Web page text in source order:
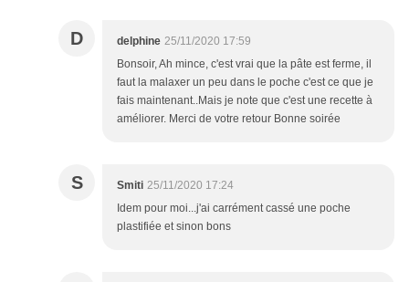
D delphine 25/11/2020 17:59
Bonsoir, Ah mince, c'est vrai que la pâte est ferme, il
faut la malaxer un peu dans le poche c'est ce que je
fais maintenant..Mais je note que c'est une recette à
améliorer. Merci de votre retour Bonne soirée
S Smiti 25/11/2020 17:24
Idem pour moi...j'ai carrément cassé une poche
plastifiée et sinon bons